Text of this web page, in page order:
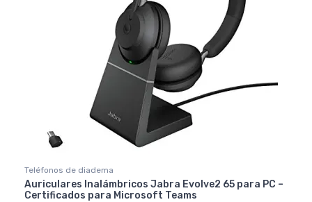
Teléfonos de diadema
Auriculares Inalámbricos Jabra Evolve2 65 para PC –
Certificados para Microsoft Teams